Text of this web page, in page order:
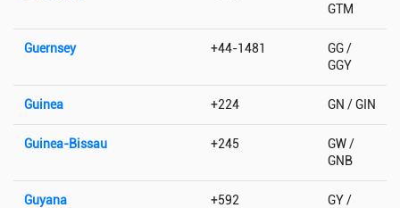
GTM
Guernsey +44-1481
GG /
GGY
Guinea +224 GN / GIN
Guinea-Bissau +245
GW /
GNB
Guyana +592
GY /